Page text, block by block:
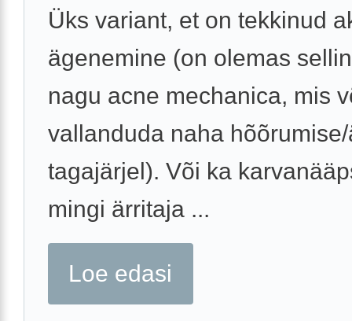
Üks variant, et on tekkinud
ägenemine (on olemas
nagu acne mechanica, mis
vallanduda naha
tagajärjel). Või ka
mingi ärritaja ...
Loe edasi